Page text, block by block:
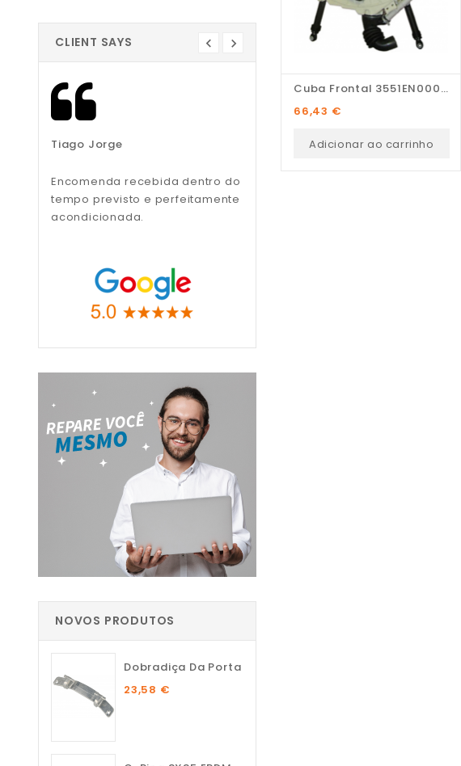
CLIENT SAYS
Tiago Jorge
Encomenda recebida dentro do
tempo previsto e perfeitamente
acondicionada.
Liliana Teixeira
NOVOS PRODUTOS
Dobradiça Da Porta
23,58 €
Cuba Frontal 3551EN0002U
Preço
66,43 €
Adicionar ao carrinho